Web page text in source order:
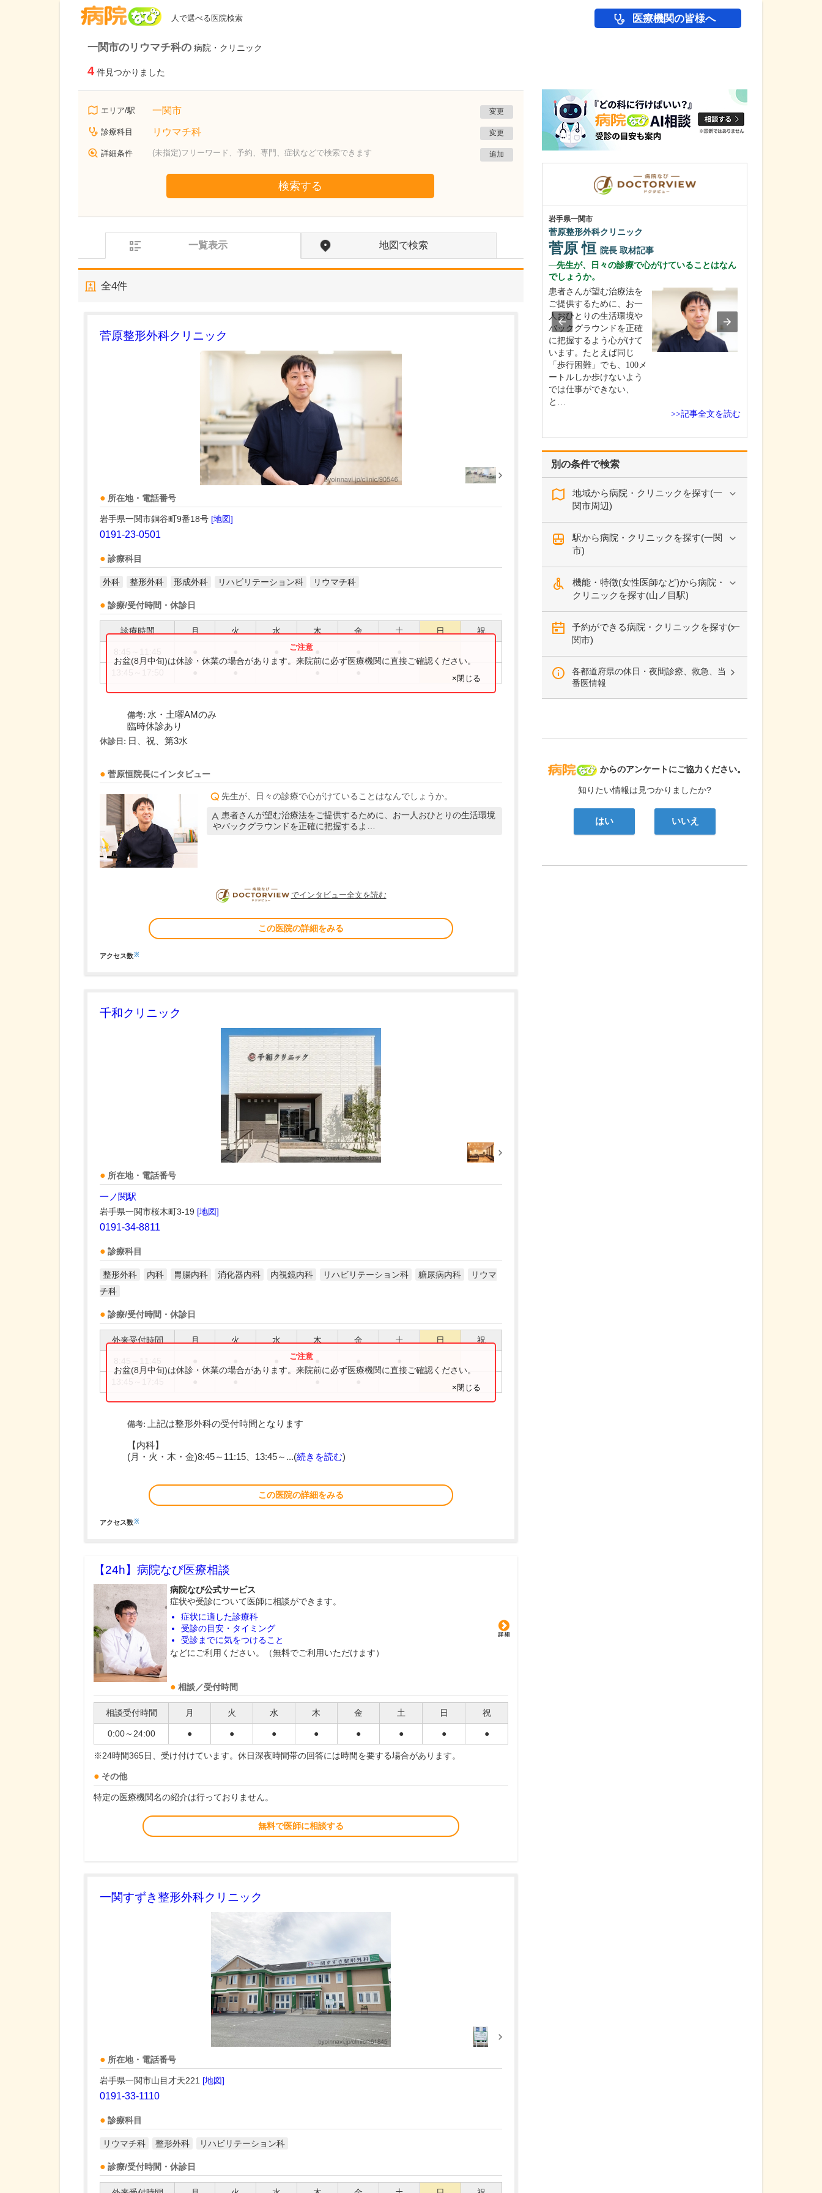
人で選べる医院検索 医療機関の皆様へ
一関市のリウマチ科の 病院・クリニック
4 件見つかりました
エリア/駅 一関市 変更
診療科目 リウマチ科 変更
詳細条件 (未指定)フリーワード、予約、専門、症状などで検索できます 追加
検索する
一覧表示 地図で検索
全4件
菅原整形外科クリニック
所在地・電話番号
岩手県一関市銅谷町9番18号 [地図]
0191-23-0501
診療科目
外科 整形外科 形成外科 リハビリテーション科 リウマチ科
診療/受付時間・休診日
診療時間 月 火 水 木 金 土 日 祝
お盆(8月中旬)は休診・休業の場合があります。来院前に必ず医療機関に直接ご確認ください。
×閉じる
備考: 水・土曜AMのみ
臨時休診あり
休診日: 日、祝、第3水
菅原恒院長にインタビュー
先生が、日々の診療で心がけていることはなんでしょうか。
患者さんが望む治療法をご提供するために、お一人おひとりの生活環境
やバックグラウンドを正確に把握するよ…
DOCTORVIEW
でインタビュー全文を読む
この医院の詳細をみる
アクセス数※
千和クリニック
所在地・電話番号
一ノ関駅
岩手県一関市桜木町3-19 [地図]
0191-34-8811
診療科目
整形外科 内科 胃腸内科 消化器内科 内視鏡内科 リハビリテーション科 糖尿病内科
リウマ
チ科
診療/受付時間・休診日
外来受付時間 月 火 水 木 金 土 日 祝
お盆(8月中旬)は休診・休業の場合があります。来院前に必ず医療機関に直接ご確認ください。
×閉じる
備考: 上記は整形外科の受付時間となります
【内科】
(月・火・木・金)8:45～11:15、13:45～...(続きを読む)
この医院の詳細をみる
アクセス数※
【24h】 病院なび医療相談
病院なび公式サービス
症状や受診について医師に相談ができます。
症状に適した診療科
受診の目安・タイミング
受診までに気をつけること
などにご利用ください。（無料でご利用いただけます）
相談／受付時間
相談受付時間 月 火 水 木 金 土 日 祝
0:00～24:00 ● ● ● ● ● ● ● ●
※24時間365日、受け付けています。休日深夜時間帯の回答には時間を要する場合があります。
その他
特定の医療機関名の紹介は行っておりません。
無料で医師に相談する
一関すずき整形外科クリニック
所在地・電話番号
岩手県一関市山目才天221 [地図]
0191-33-1110
診療科目
リウマチ科 整形外科 リハビリテーション科
診療/受付時間・休診日
別の条件で検索
地域から病院・クリニックを探す(一
関市周辺)
駅から病院・クリニックを探す(一関
市)
機能・特徴(女性医師など)から病院・
クリニックを探す(山ノ目駅)
予約ができる病院・クリニックを探す(一
関市)
各都道府県の休日・夜間診療、救急、当
番医情報
病院なび
からのアンケートにご協力ください。
知りたい情報は見つかりましたか?
はい いいえ
岩手県一関市
菅原整形外科クリニック
菅原 恒 院長 取材記事
先生が、日々の診療で心がけていることはなん
でしょうか。
患者さんが望む治療法を
ご提供するために、お一
人おひとりの生活環境や
バックグラウンドを正確
に把握するよう心がけて
います。たとえば同じ
「歩行困難」でも、100メ
ートルしか歩けないよう
では仕事ができない、
と…
>>記事全文を読む
東京都中野区
中野富士見町耳鼻咽喉科
冨岡 亮太院長
療には特に力を入れてい
ます。難聴は原因によっ
て治療法が異なるため、